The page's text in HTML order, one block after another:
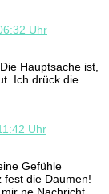
Uhr
Hauptsache ist,
Ich drück die
Uhr
Gefühle
die Daumen!
ne Nachricht,